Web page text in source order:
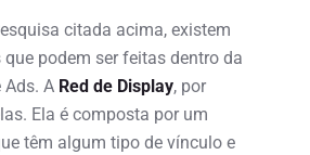
citada acima, existem
podem ser feitas dentro da
A Red de Display, por
Ela é composta por um
têm algum tipo de vínculo e